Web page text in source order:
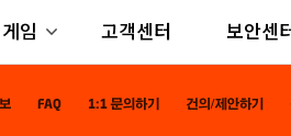
게임 고객센터 보안센